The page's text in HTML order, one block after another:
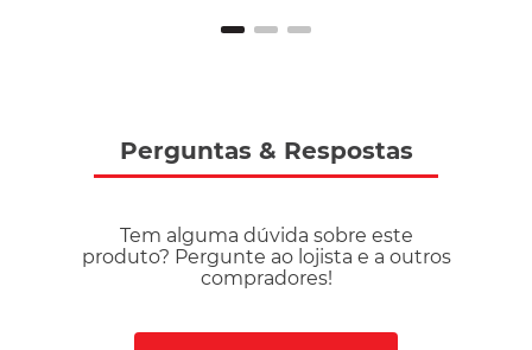
Perguntas & Respostas
Tem alguma dúvida sobre este
produto? Pergunte ao lojista e a outros
compradores!